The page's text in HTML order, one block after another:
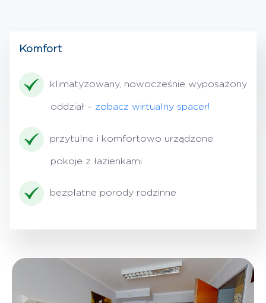
Komfort
klimatyzowany, nowocześnie wyposażony
oddział – zobacz wirtualny spacer!
przytulne i komfortowo urządzone
pokoje z łazienkami
bezpłatne porody rodzinne